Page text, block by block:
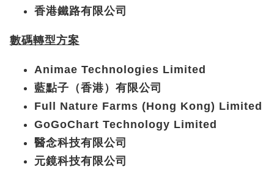
香港鐵路有限公司
數碼轉型方案
Animae Technologies Limited
藍點子（香港）有限公司
Full Nature Farms (Hong Kong) Limited
GoGoChart Technology Limited
醫念科技有限公司
元鏡科技有限公司